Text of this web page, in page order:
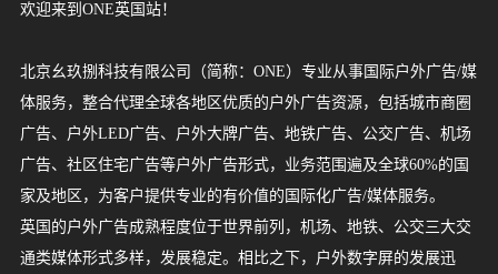
媒
体
资
源
中
巴
新
马
泰
日
韩
越
缅
菲
柬
老
印
印
以
土
卡
阿
蒙
哈
沙
乌
科
巴
格
俄
英
法
德
意
西
瑞
瑞
葡
比
波
爱
荷
冰
拉
匈
希
白
乌
保
芬
丹
罗
澳
新
南
坦
毛
博
布
津
尼
乌
埃
埃
加
肯
赞
安
美
加
墨
哥
巴
阿
智
服
欢迎来到ONE英国站！
北京幺玖捌科技有限公司（简称：ONE）专业从事国际户外广告/媒
体服务，整合代理全球各地区优质的户外广告资源，包括城市商圈
广告、户外LED广告、户外大牌广告、地铁广告、公交广告、机场
广告、社区住宅广告等户外广告形式，业务范围遍及全球60%的国
家及地区，为客户提供专业的有价值的国际化广告/媒体服务。
英国的户外广告成熟程度位于世界前列，机场、地铁、公交三大交
通类媒体形式多样，发展稳定。相比之下，户外数字屏的发展迅